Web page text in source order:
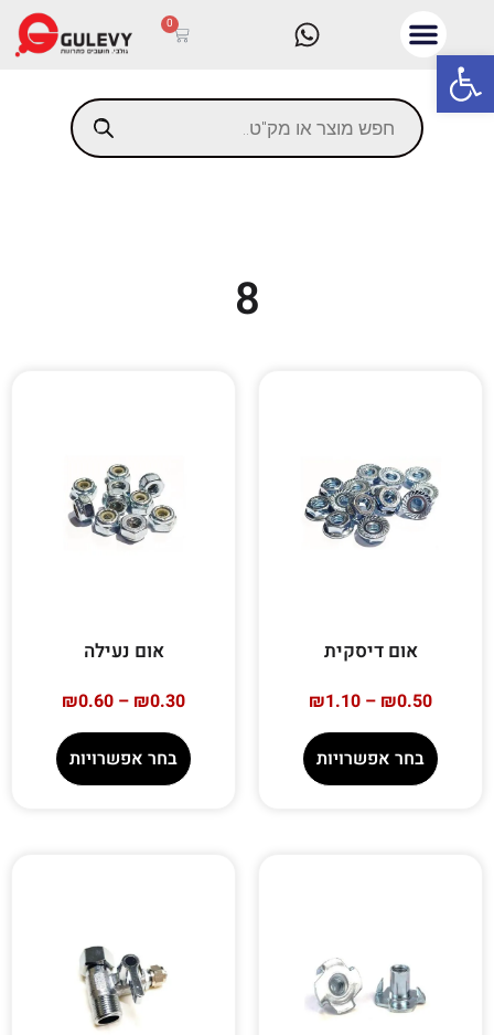
פתח סרגל נגישות
0
8
אום דיסקית
₪0.50
–
₪1.10
בחר אפשרויות
אום נעילה
₪0.30
–
₪0.60
בחר אפשרויות